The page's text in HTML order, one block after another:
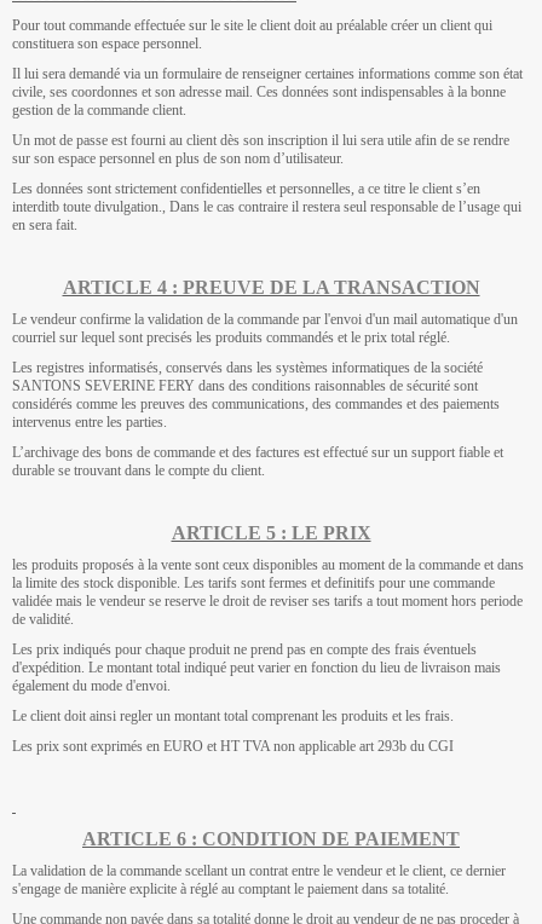
Pour tout commande effectuée sur le site le client doit au préalable créer un client qui
constituera son espace personnel.
Il lui sera demandé via un formulaire de renseigner certaines informations comme son état
civile, ses coordonnes et son adresse mail. Ces données sont indispensables à la bonne
gestion de la commande client.
Un mot de passe est fourni au client dès son inscription il lui sera utile afin de se rendre
sur son espace personnel en plus de son nom d’utilisateur.
Les données sont strictement confidentielles et personnelles, a ce titre le client s’en
interditb toute divulgation., Dans le cas contraire il restera seul responsable de l’usage qui
en sera fait.
ARTICLE 4 : PREUVE DE LA TRANSACTION
Le vendeur confirme la validation de la commande par l'envoi d'un mail automatique d'un
courriel sur lequel sont precisés les produits commandés et le prix total réglé.
Les registres informatisés, conservés dans les systèmes informatiques de la société
SANTONS SEVERINE FERY dans des conditions raisonnables de sécurité sont
considérés comme les preuves des communications, des commandes et des paiements
intervenus entre les parties.
L’archivage des bons de commande et des factures est effectué sur un support fiable et
durable se trouvant dans le compte du client.
ARTICLE 5 : LE PRIX
les produits proposés à la vente sont ceux disponibles au moment de la commande et dans
la limite des stock disponible. Les tarifs sont fermes et definitifs pour une commande
validée mais le vendeur se reserve le droit de reviser ses tarifs a tout moment hors periode
de validité.
Les prix indiqués pour chaque produit ne prend pas en compte des frais éventuels
d'expédition. Le montant total indiqué peut varier en fonction du lieu de livraison mais
également du mode d'envoi.
Le client doit ainsi regler un montant total comprenant les produits et les frais.
Les prix sont exprimés en EURO et HT TVA non applicable art 293b du CGI
ARTICLE 6 : CONDITION DE PAIEMENT
La validation de la commande scellant un contrat entre le vendeur et le client, ce dernier
s'engage de manière explicite à réglé au comptant le paiement dans sa totalité.
Une commande non payée dans sa totalité donne le droit au vendeur de ne pas proceder à